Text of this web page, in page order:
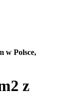
w Polsce,
z